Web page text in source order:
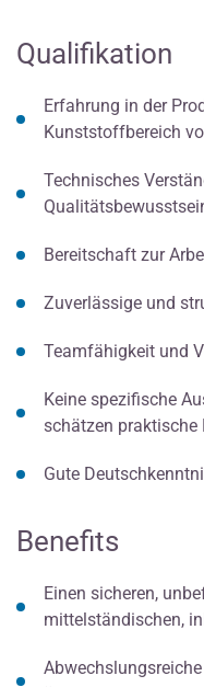
Qualifikation
Erfahrung in der
Kunststoffbereich
Technisches
Bereitschaft zur
Zuverlässige und
Teamfähigkeit und
Keine spezifische
schätzen
Gute
Benefits
Einen sicheren,
mittelständischen,